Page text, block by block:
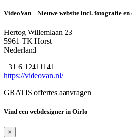
VideoVan – Nieuwe website incl. fotografie en
Hertog Willemlaan 23
5961 TK Horst
Nederland
+31 6 12411141
https://videovan.nl/
GRATIS offertes aanvragen
Vind een webdesigner in Oirlo
×